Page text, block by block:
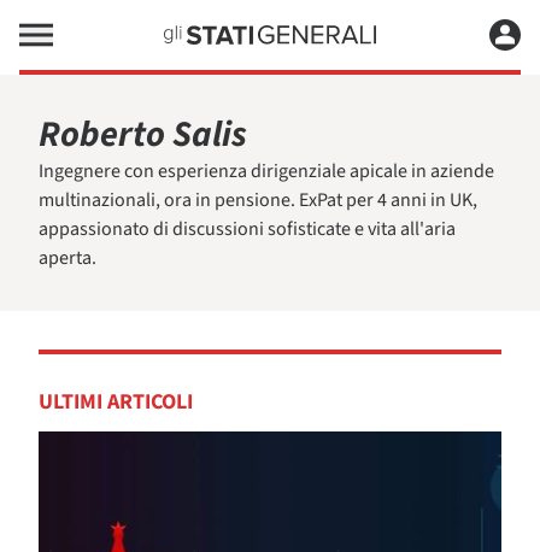
Roberto Salis
Ingegnere con esperienza dirigenziale apicale in aziende
multinazionali, ora in pensione. ExPat per 4 anni in UK,
appassionato di discussioni sofisticate e vita all'aria
aperta.
ULTIMI ARTICOLI